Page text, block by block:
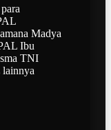
Madya
Ibu
TNI
lainnya